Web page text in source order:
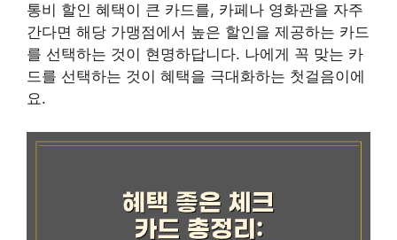
통비 할인 혜택이 큰 카드를, 카페나 영화관을 자주
간다면 해당 가맹점에서 높은 할인을 제공하는 카드
를 선택하는 것이 현명하답니다. 나에게 꼭 맞는 카
드를 선택하는 것이 혜택을 극대화하는 첫걸음이에
요.